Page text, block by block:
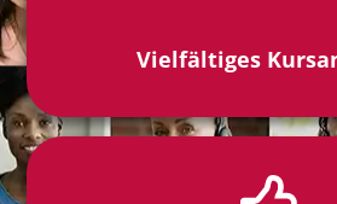
Vielfältiges